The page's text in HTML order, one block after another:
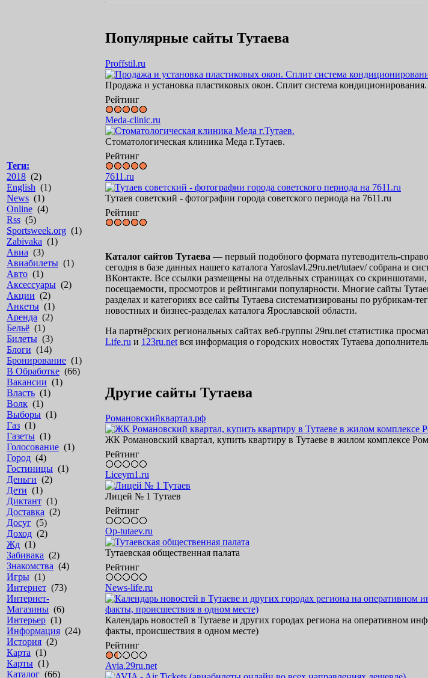
Теги:
2018 (2)
English (1)
News (1)
Online (4)
Rss (5)
Sportsweek.org (1)
Zabivaka (1)
Авиа (3)
Авиабилеты (1)
Авто (1)
Аксессуары (2)
Акции (2)
Анкеты (1)
Аренда (2)
Бельё (1)
Билеты (3)
Блоги (14)
Бронирование (1)
В Обработке (66)
Вакансии (1)
Власть (1)
Волк (1)
Выборы (1)
Газ (1)
Газеты (1)
Голосование (1)
Город (4)
Гостиницы (1)
Деньги (2)
Дети (1)
Диктант (1)
Доставка (2)
Досуг (5)
Доход (2)
Жд (1)
Забивака (2)
Знакомства (4)
Игры (1)
Интернет (73)
Интернет-
Магазины (6)
Интерьер (1)
Информация (24)
История (2)
Карта (1)
Карты (1)
Каталог (66)
Популярные сайты Тутаева
Proffstil.ru
Продажа и установка пластиковых окон. Сплит система
Рейтинг
Meda-clinic.ru
Стоматологическая клиника Меда г.Тутаев.
Рейтинг
7611.ru
Тутаев советский - фотографии города советского периода на 7611.ru
Рейтинг
Каталог сайтов Тутаева — первый подобного формата путеводитель-
сегодня в базе данных нашего каталога Yaroslavl.29ru.net/tutaev/ собрана и
ВКонтакте. Все ссылки размещены на отдельных страницах со
посещаемости, просмотров и рейтингами популярности. Многие сайты
разделах и категориях все сайты Тутаева систематизированы по
новостных и бизнес-разделах каталога Ярославской области.
На партнёрских региональных сайтах веб-группы 29ru.net статистика
Life.ru и 123ru.net вся информация о городских новостях Тутаева
Другие сайты Тутаева
Романовскийквартал.рф
ЖК Романовский квартал, купить квартиру в Тутаеве в жилом комплексе
Рейтинг
Liceym1.ru
Лицей № 1 Тутаев
Рейтинг
Op-tutaev.ru
Тутаевская общественная палата
Рейтинг
News-life.ru
Календарь новостей в Тутаеве и других городах региона на оперативном
факты, происшествия в одном месте)
Рейтинг
Avia.29ru.net